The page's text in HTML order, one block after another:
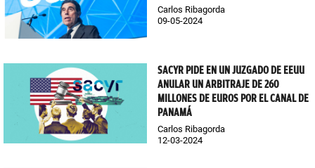
Carlos Ribagorda
09-05-2024
SACYR PIDE EN UN JUZGADO DE EEUU
ANULAR UN ARBITRAJE DE 260
MILLONES DE EUROS POR EL CANAL DE
PANAMÁ
Carlos Ribagorda
12-03-2024